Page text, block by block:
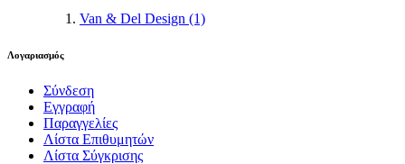
Van & Del Design (1)
Λογαριασμός
Σύνδεση
Εγγραφή
Παραγγελίες
Λίστα Επιθυμητών
Λίστα Σύγκρισης